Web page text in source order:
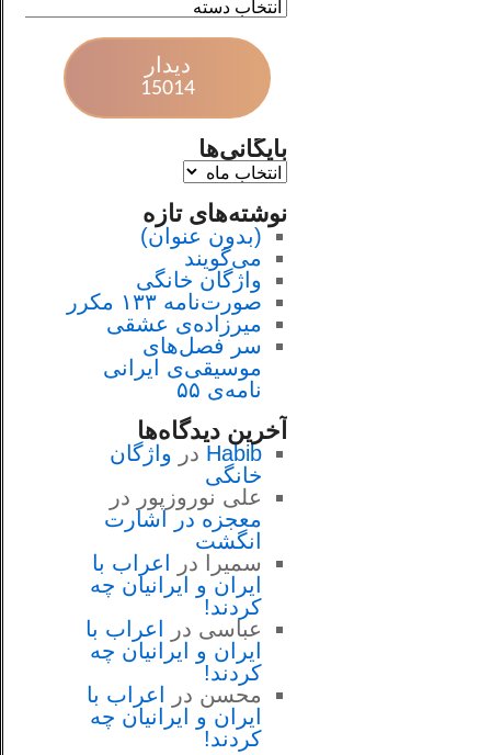
دیدار
15014
بایگانی‌ها
نوشته‌های تازه
(بدون عنوان)
می‌گویند
واژگان خانگی
صورت‌نامه ۱۳۳ مکرر
میرزاده‌ی عشقی
سر فصل‌هاى
موسيقى‌ی ايرانى
نامه‌ی ۵۵
آخرین دیدگاه‌ها
Habib در واژگان
خانگی
علی نوروزپور در
معجزه در اشارت
انگشت
سمیرا
در
اعراب با
ايران و ايرانيان چه
كردند!
عباسی در
اعراب با
ايران و ايرانيان چه
كردند!
محسن در
اعراب با
ايران و ايرانيان چه
كردند!